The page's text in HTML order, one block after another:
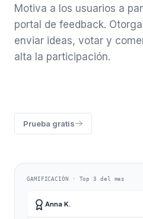
Motiva a los usuarios a
portal de feedback.
enviar ideas, votar y
alta la participación.
Prueba gratis
GAMIFICACIÓN · Top 3 del mes
Anna K.